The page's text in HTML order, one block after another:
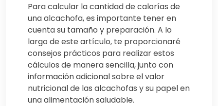
Para calcular la cantidad de calorías de
una alcachofa, es importante tener en
cuenta su tamaño y preparación. A lo
largo de este artículo, te proporcionaré
consejos prácticos para realizar estos
cálculos de manera sencilla, junto con
información adicional sobre el valor
nutricional de las alcachofas y su papel en
una alimentación saludable.